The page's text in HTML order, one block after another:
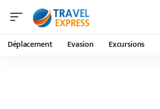
Déplacement Evasion Excursions